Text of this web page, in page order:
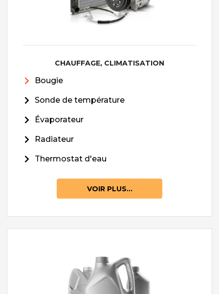
CHAUFFAGE, CLIMATISATION
Bougie
Sonde de température
Évaporateur
Radiateur
Thermostat d'eau
VOIR PLUS...